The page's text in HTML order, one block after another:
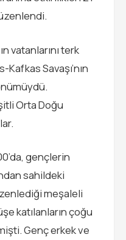
vatanlarını terk
Savaşı’nın
Orta Doğu
gençlerin
sahildeki
meşaleli
katılanların çoğu
Genç erkek ve